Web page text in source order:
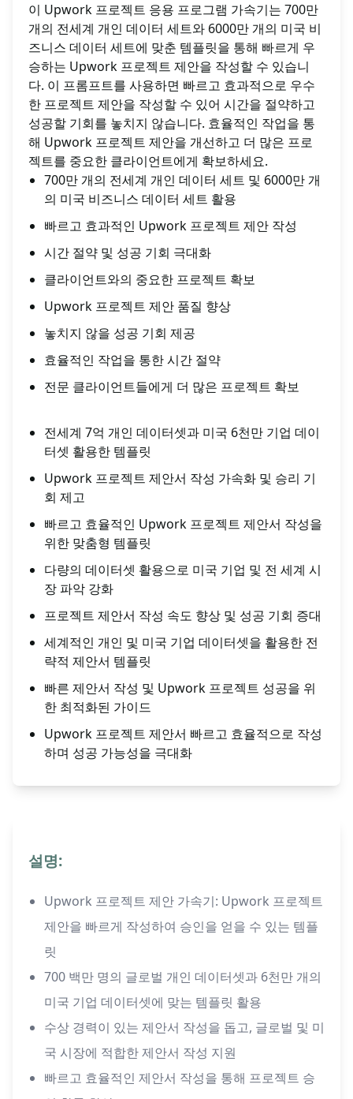
이 Upwork 프로젝트 응용 프로그램 가속기는 700만
개의 전세계 개인 데이터 세트와 6000만 개의 미국 비
즈니스 데이터 세트에 맞춘 템플릿을 통해 빠르게 우
승하는 Upwork 프로젝트 제안을 작성할 수 있습니
다. 이 프롬프트를 사용하면 빠르고 효과적으로 우수
한 프로젝트 제안을 작성할 수 있어 시간을 절약하고
성공할 기회를 놓치지 않습니다. 효율적인 작업을 통
해 Upwork 프로젝트 제안을 개선하고 더 많은 프로
젝트를 중요한 클라이언트에게 확보하세요.
700만 개의 전세계 개인 데이터 세트 및 6000만 개
의 미국 비즈니스 데이터 세트 활용
빠르고 효과적인 Upwork 프로젝트 제안 작성
시간 절약 및 성공 기회 극대화
클라이언트와의 중요한 프로젝트 확보
Upwork 프로젝트 제안 품질 향상
놓치지 않을 성공 기회 제공
효율적인 작업을 통한 시간 절약
전문 클라이언트들에게 더 많은 프로젝트 확보
전세계 7억 개인 데이터셋과 미국 6천만 기업 데이
터셋 활용한 템플릿
Upwork 프로젝트 제안서 작성 가속화 및 승리 기
회 제고
빠르고 효율적인 Upwork 프로젝트 제안서 작성을
위한 맞춤형 템플릿
다량의 데이터셋 활용으로 미국 기업 및 전 세계 시
장 파악 강화
프로젝트 제안서 작성 속도 향상 및 성공 기회 증대
세계적인 개인 및 미국 기업 데이터셋을 활용한 전
략적 제안서 템플릿
빠른 제안서 작성 및 Upwork 프로젝트 성공을 위
한 최적화된 가이드
Upwork 프로젝트 제안서 빠르고 효율적으로 작성
하며 성공 가능성을 극대화
설명:
Upwork 프로젝트 제안 가속기: Upwork 프로젝트
제안을 빠르게 작성하여 승인을 얻을 수 있는 템플
릿
700 백만 명의 글로벌 개인 데이터셋과 6천만 개의
미국 기업 데이터셋에 맞는 템플릿 활용
수상 경력이 있는 제안서 작성을 돕고, 글로벌 및 미
국 시장에 적합한 제안서 작성 지원
빠르고 효율적인 제안서 작성을 통해 프로젝트 승